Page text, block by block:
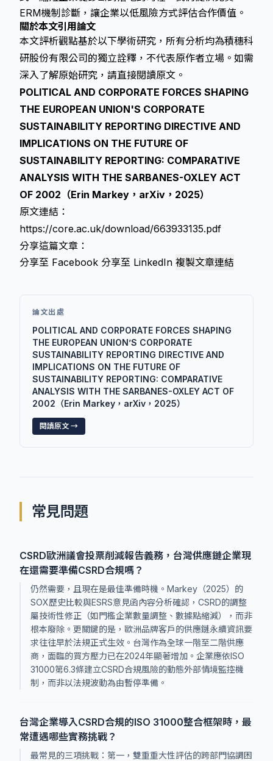
ERM機制診斷，讓企業以低風險方式評估合作價值。
關於本文引用論文
本文評析觀點基於以下學術研究，所有分析均為積穗科
研股份有限公司的獨立詮釋，不代表原作者立場。如需
深入了解原始研究，請直接閱讀原文。
POLITICAL AND CORPORATE FORCES SHAPING
THE EUROPEAN UNION'S CORPORATE
SUSTAINABILITY REPORTING DIRECTIVE AND
IMPLICATIONS ON THE FUTURE OF
SUSTAINABILITY REPORTING: COMPARATIVE
ANALYSIS WITH THE SARBANES-OXLEY ACT
OF 2002（Erin Markey，arXiv，2025）
原文連結：
https://core.ac.uk/download/663933135.pdf
分享這篇文章：
分享至 Facebook 分享至 LinkedIn 複製文章連結
論文出處
POLITICAL AND CORPORATE FORCES SHAPING
THE EUROPEAN UNION’S CORPORATE
SUSTAINABILITY REPORTING DIRECTIVE AND
IMPLICATIONS ON THE FUTURE OF
SUSTAINABILITY REPORTING: COMPARATIVE
ANALYSIS WITH THE SARBANES-OXLEY ACT OF
2002（Erin Markey，arXiv，2025）
閱讀原文 →
常見問題
CSRD歐洲議會投票削減報告義務，台灣供應鏈企業現
在還需要準備CSRD合規嗎？
仍然需要，且現在是最佳準備時機。Markey（2025）的
SOX歷史比較與ESRS意見函內容分析確認，CSRD的調整
屬技術性修正（如門檻企業數量調整、數據點縮減），而非
根本廢除。更關鍵的是，歐洲品牌客戶的供應鏈永續資訊要
求往往早於法規正式生效。台灣作為全球一階至二階供應
商，面臨的買方壓力已在2024年顯著增加。企業應依ISO
31000第6.3條建立CSRD合規風險的動態外部情境監控機
制，而非以法規波動為由暫停準備。
台灣企業導入CSRD合規的ISO 31000整合框架時，最
常遭遇哪些實務挑戰？
最常見的三項挑戰：第一，雙重重大性評估的跨部門協調困